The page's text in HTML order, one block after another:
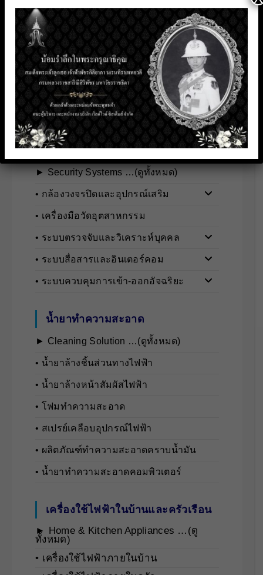
• เครื่องอบช้อนยูวี
• หลอดยูวีฆ่าเชื้อ
• เครื่องวัดอุณหภูมิ
• เครื่องพ่นสเปรย์
• น้ำยาทำความสะอาดเชื้อโรค
ระบบรักษาความปลอดภัย
► Security Systems …(ดูทั้งหมด)
• กล้องวงจรปิดและอุปกรณ์เสริม
• เครื่องมือวัดอุตสาหกรรม
• ระบบตรวจจับและวิเคราะห์บุคคล
• ระบบสื่อสารและอินเตอร์คอม
• ระบบควบคุมการเข้า-ออกอัจฉริยะ
น้ำยาทำความสะอาด
► Cleaning Solution …(ดูทั้งหมด)
• นํ้ายาล้างชิ้นส่วนทางไฟฟ้า
• นํ้ายาล้างหน้าสัมผัสไฟฟ้า
• โฟมทำความสะอาด
• สเปรย์เคลือบอุปกรณ์ไฟฟ้า
• ผลิตภัณฑ์ทำความสะอาดคราบน้ำมัน
• น้ำยาทำความสะอาดคอมพิวเตอร์
เครื่องใช้ไฟฟ้าในบ้านและครัวเรือน
► Home & Kitchen Appliances …(ดู
ทั้งหมด)
• เครื่องใช้ไฟฟ้าภายในบ้าน